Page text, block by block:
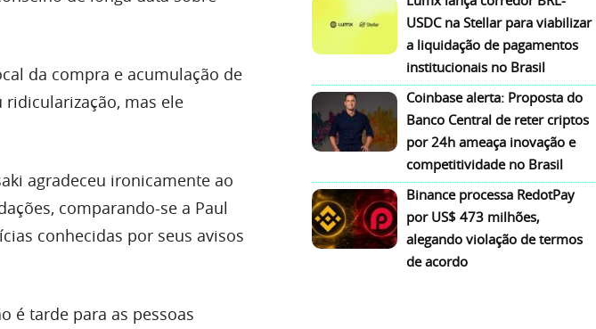
da compra e acumulação de
mas ele
agradeceu ironicamente ao
comparando-se a Paul
conhecidas por seus avisos
é tarde para as pessoas
USDC na Stellar para viabilizar
a liquidação de pagamentos
institucionais no Brasil
Coinbase alerta: Proposta do
Banco Central de reter criptos
por 24h ameaça inovação e
competitividade no Brasil
Binance processa RedotPay
por US$ 473 milhões,
alegando violação de termos
de acordo